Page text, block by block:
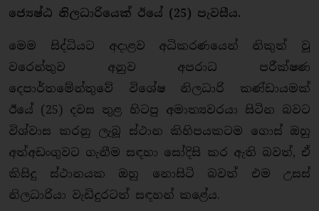
ජ්‍යෙෂ්ඨ නිලධාරියෙක් ඊයේ (25) පැවසීය.
මෙම සිද්ධියට අදාළව අධිකරණයෙන් නිකුත් වූ
වරෙන්තුව අනුව අපරාධ පරීක්ෂණ
දෙපාර්තමේන්තුවේ විශේෂ නිලධාරි කණ්ඩායමක්
ඊයේ (25) දවස තුළ හිටපු අමාත්‍යවරයා සිටින බවට
විශ්වාස කරනු ලැබූ ස්ථාන කිහිපයකටම ගොස් ඔහු
අත්අඩංගුවට ගැනීම සඳහා සෝදිසි කර ඇති බවත්, ඒ
කිසිදු ස්ථානයක ඔහු නොසිටි බවත් එම උසස්
නිලධාරියා වැඩිදුරටත් සඳහන් කළේය.